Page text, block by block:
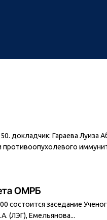
докладчик: Гараева
ОМРБ
состоится заседание
(ЛЭГ), Емельянова...